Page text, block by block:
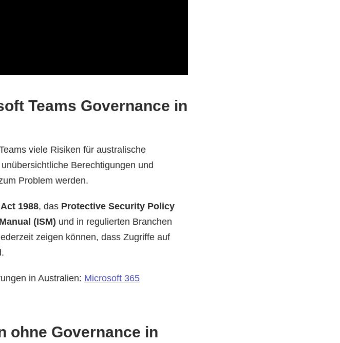
Teams Governance in
viele Risiken für australische
Berechtigungen und
Problem werden.
1988, das Protective Security Policy
(ISM) und in regulierten Branchen
zeigen können, dass Zugriffe auf
in Australien: Microsoft 365
ohne Governance in